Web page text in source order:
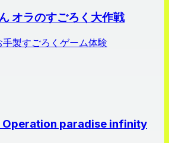
オラのすごろく大作戦
製すごろくゲーム体験
Operation paradise infinity